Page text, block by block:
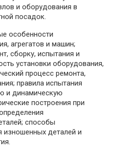
и оборудования в
посадок.
особенности
агрегатов и машин;
сборку, испытания и
установки оборудования,
процесс ремонта,
правила испытания
и динамическую
построения при
способы
изношенных деталей и